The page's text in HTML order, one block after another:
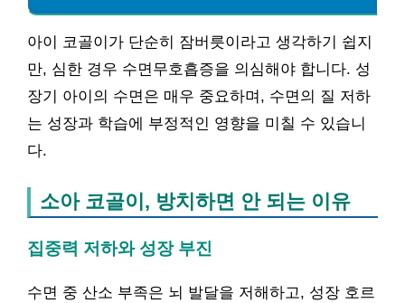
아이 코골이가 단순히 잠버릇이라고 생각하기 쉽지
만, 심한 경우 수면무호흡증을 의심해야 합니다. 성
장기 아이의 수면은 매우 중요하며, 수면의 질 저하
는 성장과 학습에 부정적인 영향을 미칠 수 있습니
다.
소아 코골이, 방치하면 안 되는 이유
집중력 저하와 성장 부진
수면 중 산소 부족은 뇌 발달을 저해하고, 성장 호르